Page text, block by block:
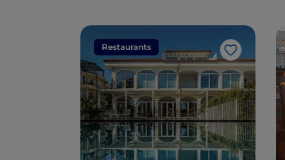
Restaurants
Like